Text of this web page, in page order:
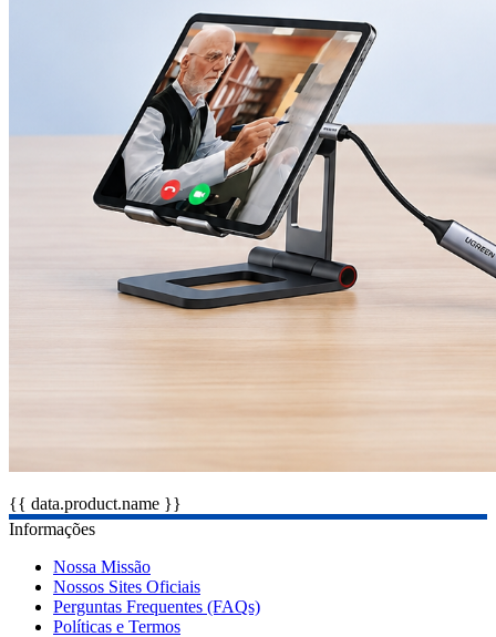
{{ data.product.name }}
Informações
Nossa Missão
Nossos Sites Oficiais
Perguntas Frequentes (FAQs)
Políticas e Termos